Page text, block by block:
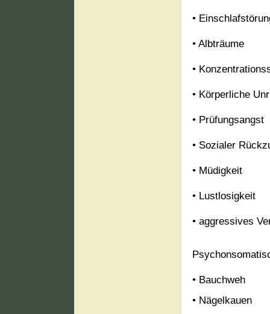
•
• Albträume
•
• Körperliche
• Prüfungsangst
• Sozialer
• Müdigkeit
• Lustlosigkeit
• aggressives
• Bauchweh
• Nägelkauen